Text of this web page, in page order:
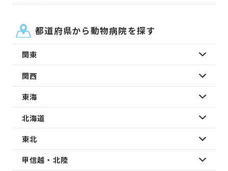
都道府県から動物病院を探す
関東
関西
東海
北海道
東北
甲信越・北陸